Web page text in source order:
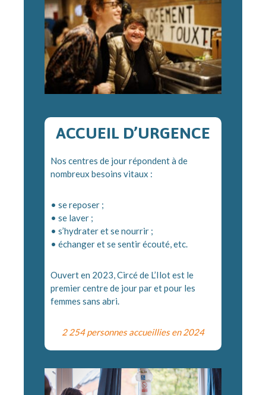
ACCUEIL D’URGENCE
Nos centres de jour répondent à de
nombreux besoins vitaux :
• se reposer ;
• se laver ;
• s’hydrater et se nourrir ;
• échanger et se sentir écouté, etc.
Ouvert en 2023, Circé de L’Ilot est le
premier centre de jour par et pour les
femmes sans abri.
2 254 personnes accueillies en 2024